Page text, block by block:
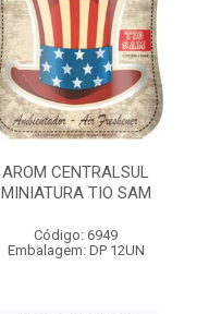
AROM CENTRALSUL
MINIATURA TIO SAM
Código: 6949
Embalagem: DP 12UN